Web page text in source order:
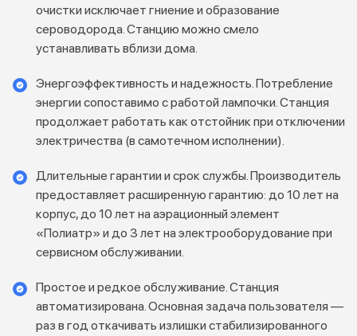
очистки исключает гниение и образование
сероводорода. Станцию можно смело
устанавливать вблизи дома.
Энергоэффективность и надежность. Потребление
энергии сопоставимо с работой лампочки. Станция
продолжает работать как отстойник при отключении
электричества (в самотечном исполнении).
Длительные гарантии и срок службы. Производитель
предоставляет расширенную гарантию: до 10 лет на
корпус, до 10 лет на аэрационный элемент
«Полиатр» и до 3 лет на электрооборудование при
сервисном обслуживании.
Простое и редкое обслуживание. Станция
автоматизирована. Основная задача пользователя —
раз в год откачивать излишки стабилизированного